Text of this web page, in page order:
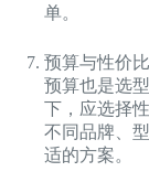
单。
预算与性价比
预算也是选
下，应选择
不同品牌、
适的方案。